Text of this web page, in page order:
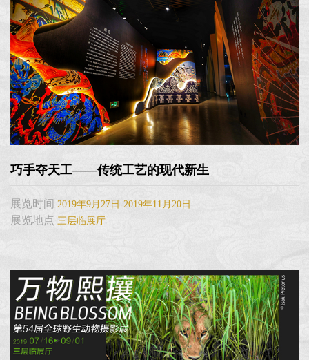
巧手夺天工——传统工艺的现代新生
展览时间 2019年9月27日-2019年11月20日
展览地点 三层临展厅